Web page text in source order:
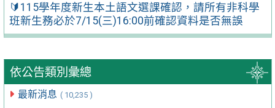
🔰115學年度新生本土語文選課確認，請所有非科學
班新生務必於7/15(三)16:00前確認資料是否無誤
依公告類別彙總
最新消息 ( 10,235 )